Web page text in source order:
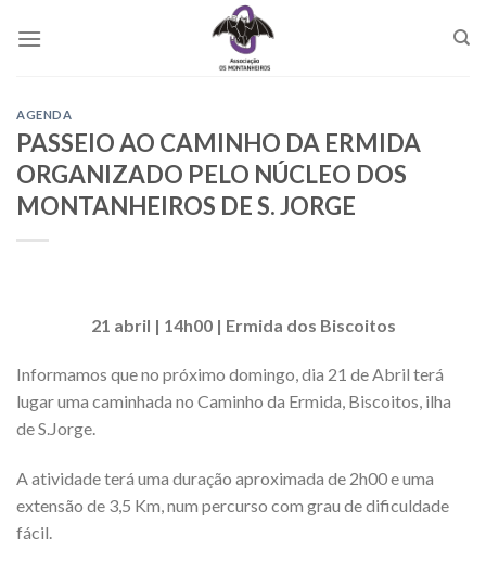
AGENDA
PASSEIO AO CAMINHO DA ERMIDA
ORGANIZADO PELO NÚCLEO DOS
MONTANHEIROS DE S. JORGE
21 abril | 14h00 | Ermida dos Biscoitos
Informamos que no próximo domingo, dia 21 de Abril terá
lugar uma caminhada no Caminho da Ermida, Biscoitos, ilha
de S.Jorge.
A atividade terá uma duração aproximada de 2h00 e uma
extensão de 3,5 Km, num percurso com grau de dificuldade
fácil.